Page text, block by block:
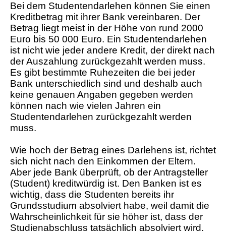
Bei dem Studentendarlehen können Sie einen
Kreditbetrag mit ihrer Bank vereinbaren. Der
Betrag liegt meist in der Höhe von rund 2000
Euro bis 50 000 Euro. Ein Studentendarlehen
ist nicht wie jeder andere Kredit, der direkt nach
der Auszahlung zurückgezahlt werden muss.
Es gibt bestimmte Ruhezeiten die bei jeder
Bank unterschiedlich sind und deshalb auch
keine genauen Angaben gegeben werden
können nach wie vielen Jahren ein
Studentendarlehen zurückgezahlt werden
muss.
Wie hoch der Betrag eines Darlehens ist, richtet
sich nicht nach den Einkommen der Eltern.
Aber jede Bank überprüft, ob der Antragsteller
(Student) kreditwürdig ist. Den Banken ist es
wichtig, dass die Studenten bereits ihr
Grundsstudium absolviert habe, weil damit die
Wahrscheinlichkeit für sie höher ist, dass der
Studienabschluss tatsächlich absolviert wird.